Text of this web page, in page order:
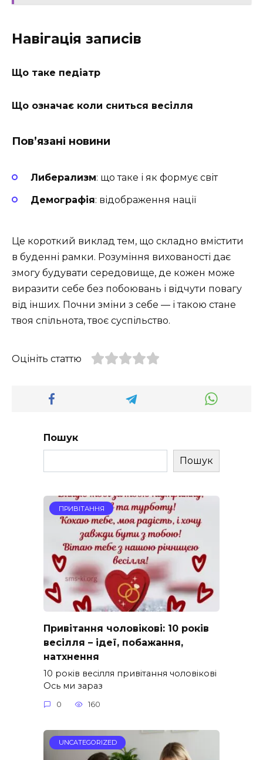
Навігація записів
Що таке педіатр
Що означає коли сниться весілля
Пов’язані новини
Либерализм: що таке і як формує світ
Демографія: відображення нації
Це короткий виклад тем, що складно вмістити
в буденні рамки. Розуміння вихованості дає
змогу будувати середовище, де кожен може
виразити себе без побоювань і відчути повагу
від інших. Почни зміни з себе — і такою стане
твоя спільнота, твоє суспільство.
Оцініть статтю
Пошук
Пошук
ПРИВІТАННЯ
Привітання чоловікові: 10 років
весілля – ідеї, побажання,
натхнення
10 років весілля привітання чоловікові
Ось ми зараз
0 160
UNCATEGORIZED